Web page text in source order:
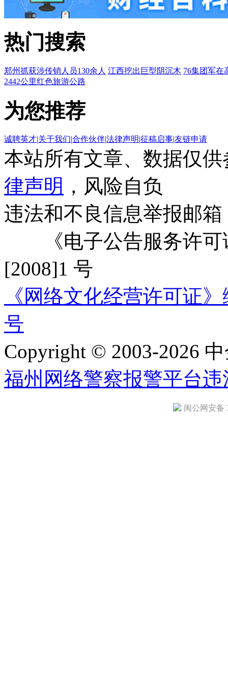
热门搜索
郑州抓获涉传销人员130余人 江西挖出巨型阴沉木 76集团军在
2442公里红色旅游公路
为您推荐
诚聘英才|关于我们|合作伙伴|法律声明|征稿启事|友链申请
本站所有文章、数据仅
律声明 ，风险自负
违法和不良信息举报邮箱
《电子公告服务许可
[2008]1 号
《网络文化经营许可证
号
Copyright © 2003-2026
福州网络警察报警平台违
闽公网安备